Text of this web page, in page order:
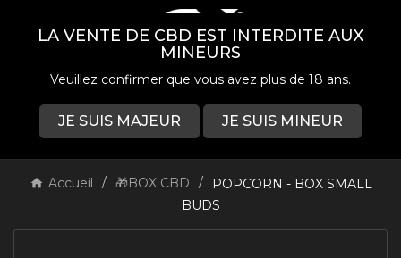
LA VENTE DE CBD EST INTERDITE AUX
MINEURS
Veuillez confirmer que vous avez plus de 18 ans.
JE SUIS MAJEUR JE SUIS MINEUR
Accueil 🎁BOX CBD
POPCORN - BOX SMALL
BUDS